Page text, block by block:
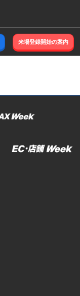
来場登録開始の案内